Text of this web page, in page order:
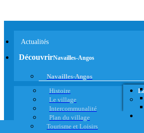
Actualités
DécouvrirNavailles-Angos
Navailles-Angos
Histoire
Le village
Intercommunalité
Plan du village
Tourisme et Loisirs